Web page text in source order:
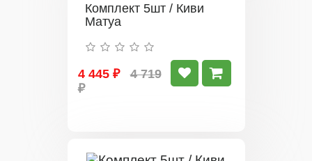
Комплект 5шт / Киви
Матуа
4 445 ₽
4 719
₽